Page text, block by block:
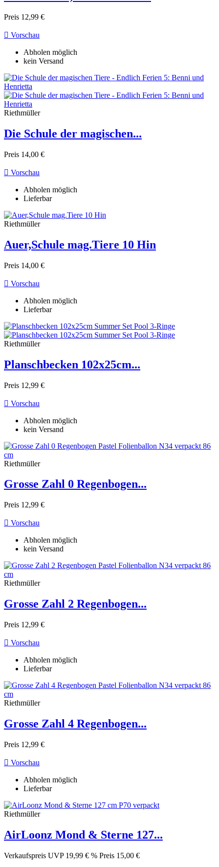
Preis 12,99 €
 Vorschau
Abholen möglich
kein Versand
Riethmüller
Die Schule der magischen...
Preis 14,00 €
 Vorschau
Abholen möglich
Lieferbar
Riethmüller
Auer,Schule mag.Tiere 10 Hin
Preis 14,00 €
 Vorschau
Abholen möglich
Lieferbar
Riethmüller
Planschbecken 102x25cm...
Preis 12,99 €
 Vorschau
Abholen möglich
kein Versand
Riethmüller
Grosse Zahl 0 Regenbogen...
Preis 12,99 €
 Vorschau
Abholen möglich
kein Versand
Riethmüller
Grosse Zahl 2 Regenbogen...
Preis 12,99 €
 Vorschau
Abholen möglich
Lieferbar
Riethmüller
Grosse Zahl 4 Regenbogen...
Preis 12,99 €
 Vorschau
Abholen möglich
Lieferbar
Riethmüller
AirLoonz Mond & Sterne 127...
Verkaufspreis UVP 19,99 € % Preis 15,00 €